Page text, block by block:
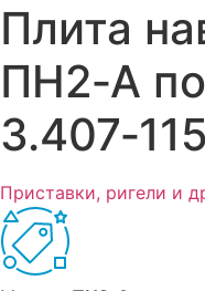
Плита
ПН2‑А
3.407‑115
Приставки, ригели и